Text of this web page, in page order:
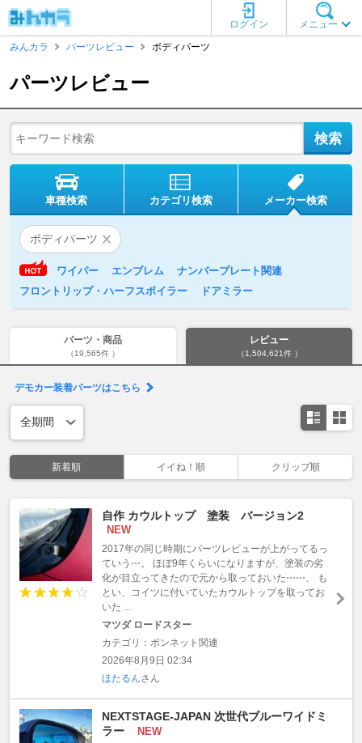
メニュー
ログイン
みんカラ
パーツレビュー ボディパーツ
パーツレビュー
車種検索 カテゴリ検索 メーカー検索
ボディパーツ
ワイパー エンブレム
ナンバープレート関連
フロントリップ・ハーフスポイラー
ドアミラー
パーツ・商品
（19,565件 ）
レビュー
（1,504,621件 ）
デモカー装着パーツはこちら
新着順 イイね！順 クリップ順
自作 カウルトップ 塗装 バージョン2
NEW
2017年の同じ時期にパーツレビューが上がってるっ
ていう⋯。 ほぼ9年くらいになりますが、塗装の劣
化が目立ってきたので元から取っておいた⋯⋯、 も
とい、コイツに付いていたカウルトップを取ってお
いた ...
マツダ ロードスター
カテゴリ：ボンネット関連
2026年8月9日 02:34
ほたるんさん
NEXTSTAGE-JAPAN 次世代ブルーワイドミ
ラー
NEW